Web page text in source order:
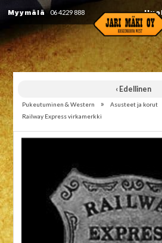
Myymälä 06 4229 888
‹ Edellinen
Pukeutuminen & Western » Asusteet ja korut
Railway Express virkamerkki